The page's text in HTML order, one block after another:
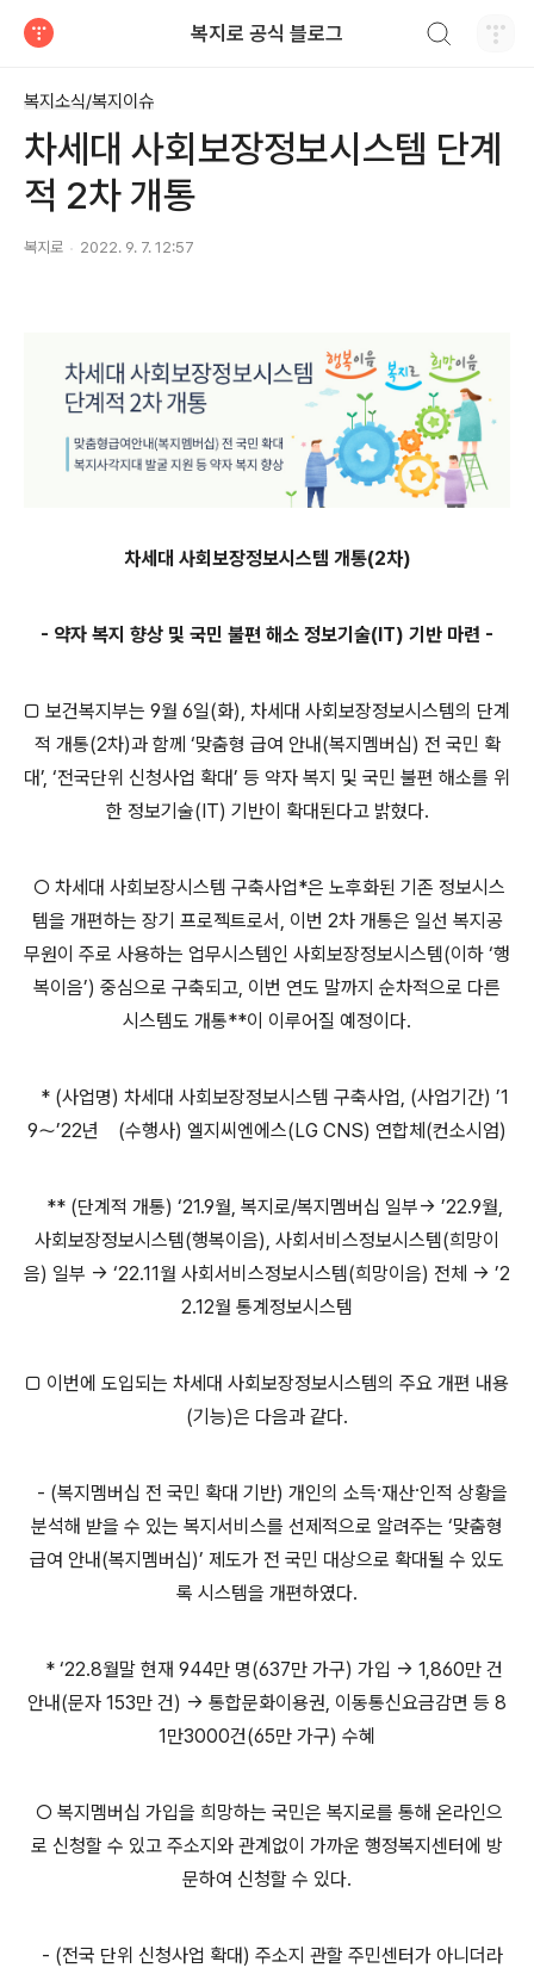
복지로 공식 블로그
복지소식/복지이슈
차세대 사회보장정보시스템 단계
적 2차 개통
복지로 2022. 9. 7. 12:57
차세대 사회보장정보시스템 개통(2차)
- 약자 복지 향상 및 국민 불편 해소 정보기술(IT) 기반 마련 -
□ 보건복지부는 9월 6일(화), 차세대 사회보장정보시스템의 단계
적 개통(2차)과 함께 ‘맞춤형 급여 안내(복지멤버십) 전 국민 확
대’, ‘전국단위 신청사업 확대’ 등 약자 복지 및 국민 불편 해소를 위
한 정보기술(IT) 기반이 확대된다고 밝혔다.
○ 차세대 사회보장시스템 구축사업*은 노후화된 기존 정보시스
템을 개편하는 장기 프로젝트로서, 이번 2차 개통은 일선 복지공
무원이 주로 사용하는 업무시스템인 사회보장정보시스템(이하 ‘행
복이음’) 중심으로 구축되고, 이번 연도 말까지 순차적으로 다른
시스템도 개통**이 이루어질 예정이다.
* (사업명) 차세대 사회보장정보시스템 구축사업, (사업기간) ’1
9～’22년 (수행사) 엘지씨엔에스(LG CNS) 연합체(컨소시엄)
** (단계적 개통) ‘21.9월, 복지로/복지멤버십 일부→ ’22.9월,
사회보장정보시스템(행복이음), 사회서비스정보시스템(희망이
음) 일부 → ‘22.11월 사회서비스정보시스템(희망이음) 전체 → ’2
2.12월 통계정보시스템
□ 이번에 도입되는 차세대 사회보장정보시스템의 주요 개편 내용
(기능)은 다음과 같다.
- (복지멤버십 전 국민 확대 기반) 개인의 소득·재산·인적 상황을
분석해 받을 수 있는 복지서비스를 선제적으로 알려주는 ‘맞춤형
급여 안내(복지멤버십)’ 제도가 전 국민 대상으로 확대될 수 있도
록 시스템을 개편하였다.
* ‘22.8월말 현재 944만 명(637만 가구) 가입 → 1,860만 건
안내(문자 153만 건) → 통합문화이용권, 이동통신요금감면 등 8
1만3000건(65만 가구) 수혜
○ 복지멤버십 가입을 희망하는 국민은 복지로를 통해 온라인으
로 신청할 수 있고 주소지와 관계없이 가까운 행정복지센터에 방
문하여 신청할 수 있다.
- (전국 단위 신청사업 확대) 주소지 관할 주민센터가 아니더라